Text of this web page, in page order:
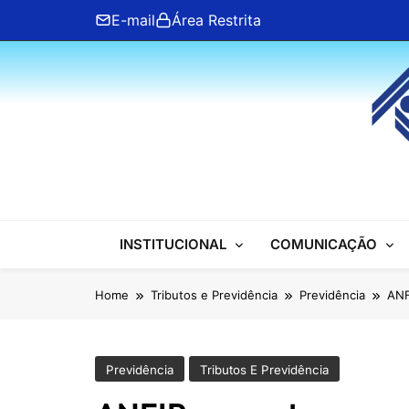
content
E-mail Área Restrita
ANFIP Nacional
INSTITUCIONAL COMUNICAÇÃO
Home Tributos e Previdência Previdência
Previdência Tributos E Previdência